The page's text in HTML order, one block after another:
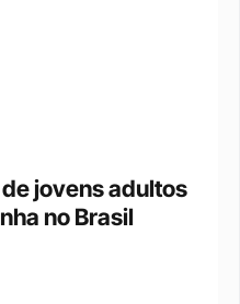
jovens adultos
no Brasil